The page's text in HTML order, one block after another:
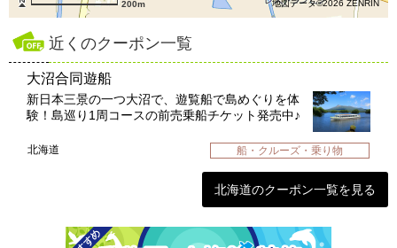
200m
地図データ©2026 ZENRIN
近くのクーポン一覧
大沼合同遊船
新日本三景の一つ大沼で、遊覧船で島めぐりを体
験！島巡り1周コースの前売乗船チケット発売中♪
北海道 船・クルーズ・乗り物
北海道のクーポン一覧を見る